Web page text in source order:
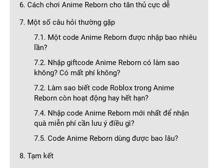
6. Cách chơi Anime Reborn cho tân thủ cực dễ
7. Một số câu hỏi thường gặp
7.1. Một code Anime Reborn được nhập bao nhiêu
lần?
7.2. Nhập giftcode Anime Reborn có làm sao
không? Có mất phí không?
7.2. Làm sao biết code Roblox trong Anime
Reborn còn hoạt động hay hết hạn?
7.4. Nhập code Anime Reborn mới nhất để nhận
quà miễn phí cần lưu ý điều gì?
7.5. Code Anime Reborn dùng được bao lâu?
8. Tạm kết